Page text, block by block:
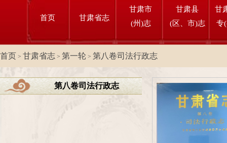
首页 甘肃省志
甘肃市
(州)志
甘肃县
(区、市)志
甘
专
首页 > 甘肃省志 > 第一轮 > 第八卷司法行政志
第八卷司法行政志